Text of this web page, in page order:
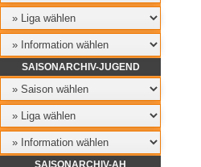
SAISONARCHIV-JUGEND
SAISONARCHIV-AH